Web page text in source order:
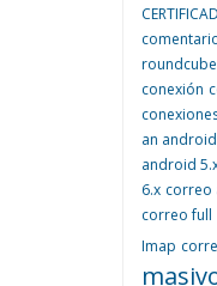
roundcube
conexión
an
android
6.x correo
correo full
Imap